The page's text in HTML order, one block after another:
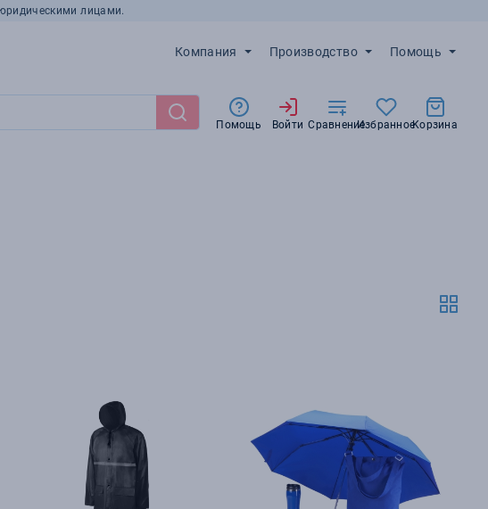
лицами.
Компания Производство Помощь
Помощь Войти СравнениеИзбранноеКорзина